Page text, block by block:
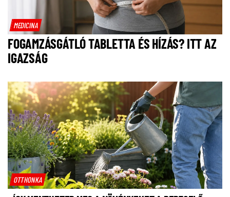
MEDICINA
FOGAMZÁSGÁTLÓ TABLETTA ÉS HÍZÁS? ITT AZ
IGAZSÁG
OTTHONKA